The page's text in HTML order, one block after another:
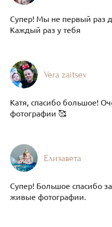
Супер! Мы не первый раз
Каждый раз у тебя
Vera zaitsev
Катя, спасибо большое!
фотографии 🥰
Елизавета
Супер! Большое спасибо
живые фотографии.